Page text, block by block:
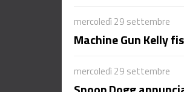
mercoledì 29 settembre
Machine Gun Kelly
mercoledì 29 settembre